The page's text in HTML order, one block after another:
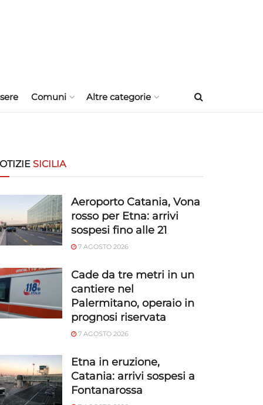
Comuni Altre categorie
SICILIA
Aeroporto Catania, Vona
rosso per Etna: arrivi
sospesi fino alle 21
7 AGOSTO 2026
Cade da tre metri in un
cantiere nel
Palermitano, operaio in
prognosi riservata
7 AGOSTO 2026
Etna in eruzione,
Catania: arrivi sospesi a
Fontanarossa